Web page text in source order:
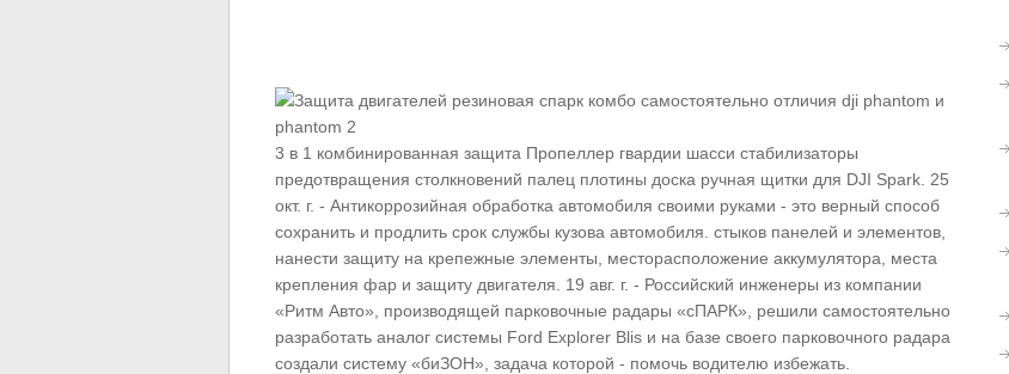
3 в 1 комбинированная защита Пропеллер гвардии шасси стабилизаторы
предотвращения столкновений палец плотины доска ручная щитки для DJI Spark. 25
окт. г. - Антикоррозийная обработка автомобиля своими руками - это верный способ
сохранить и продлить срок службы кузова автомобиля. стыков панелей и элементов,
нанести защиту на крепежные элементы, месторасположение аккумулятора, места
крепления фар и защиту двигателя. 19 авг. г. - Российский инженеры из компании
«Ритм Авто», производящей парковочные радары «сПАРК», решили самостоятельно
разработать аналог системы Ford Explorer Blis и на базе своего парковочного радара
создали систему «биЗОН», задача которой - помочь водителю избежать.